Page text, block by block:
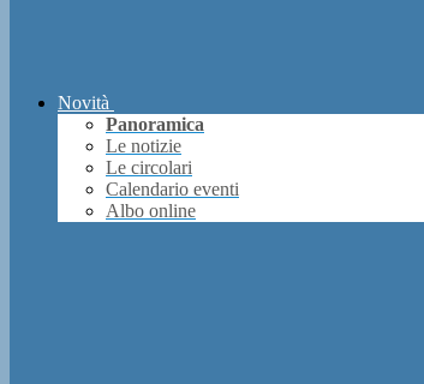
Novità
Panoramica
Le notizie
Le circolari
Calendario eventi
Albo online